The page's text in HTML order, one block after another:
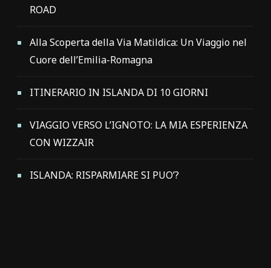
ROAD
Alla Scoperta della Via Matildica: Un Viaggio nel
Cuore dell’Emilia-Romagna
ITINERARIO IN ISLANDA DI 10 GIORNI
VIAGGIO VERSO L’IGNOTO: LA MIA ESPERIENZA
CON WIZZAIR
ISLANDA: RISPARMIARE SI PUO’?